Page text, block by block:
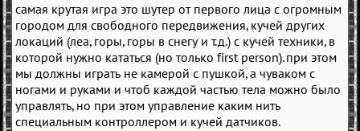
самая крутая игра это шутер от первого лица с огромным
городом для свободного передвижения, кучей других
локаций (леа, горы, горы в снегу и т.д.) с кучей техники, в
которой нужно кататься (но только first person). при этом
мы должны играть не камерой с пушкой, а чуваком с
ногами и руками и чтоб каждой частью тела можно было
управлять, но при этом управление каким нить
специальным контроллером и кучей датчиков.